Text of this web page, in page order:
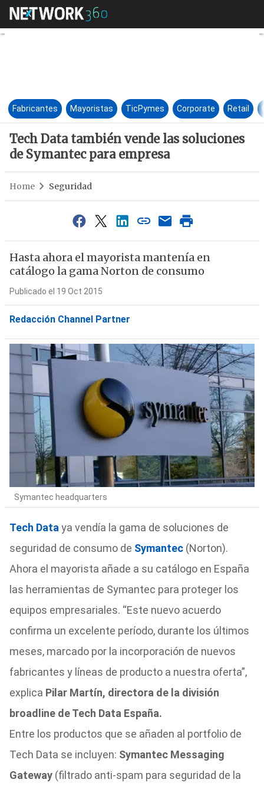
Tech Data también vende las
Fabricantes Mayoristas TicPymes Corporate Retail
Tech Data también vende las soluciones
de Symantec para empresa
Home Seguridad
Hasta ahora el mayorista mantenía en
catálogo la gama Norton de consumo
Publicado el 19 Oct 2015
Redacción Channel Partner
Symantec headquarters
Tech Data ya vendía la gama de soluciones de
seguridad de consumo de Symantec(Norton).
Ahora el mayorista añade a su catálogo en España
las herramientas de Symantec para proteger los
equipos empresariales. “Este nuevo acuerdo
confirma un excelente período, durante los últimos
meses, marcado por la incorporación de nuevos
fabricantes y líneas de producto a nuestra oferta”,
explica Pilar Martín, directora de la división
broadline de Tech Data España.
Entre los productos que se añaden al portfolio de
Tech Data se incluyen: Symantec Messaging
Gateway(filtrado anti-spam para seguridad de la